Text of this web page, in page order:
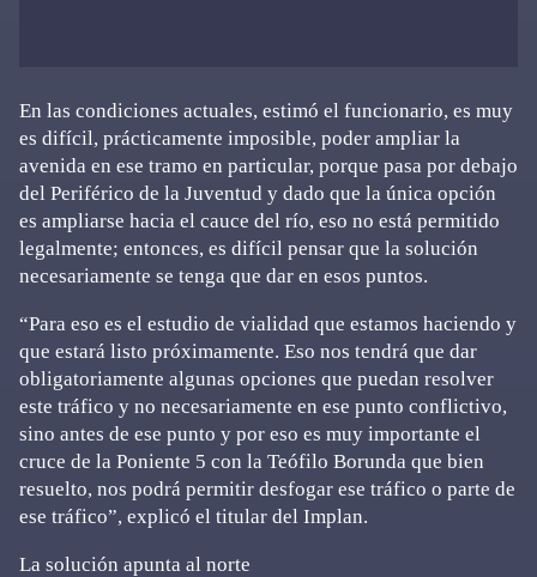
En las condiciones actuales, estimó el funcionario, es muy
es difícil, prácticamente imposible, poder ampliar la
avenida en ese tramo en particular, porque pasa por debajo
del Periférico de la Juventud y dado que la única opción
es ampliarse hacia el cauce del río, eso no está permitido
legalmente; entonces, es difícil pensar que la solución
necesariamente se tenga que dar en esos puntos.
“Para eso es el estudio de vialidad que estamos haciendo y
que estará listo próximamente. Eso nos tendrá que dar
obligatoriamente algunas opciones que puedan resolver
este tráfico y no necesariamente en ese punto conflictivo,
sino antes de ese punto y por eso es muy importante el
cruce de la Poniente 5 con la Teófilo Borunda que bien
resuelto, nos podrá permitir desfogar ese tráfico o parte de
ese tráfico”, explicó el titular del Implan.
La solución apunta al norte